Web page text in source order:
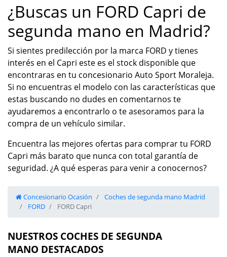
¿Buscas un FORD Capri de
segunda mano en Madrid?
Si sientes predilección por la marca FORD y tienes
interés en el Capri este es el stock disponible que
encontraras en tu concesionario Auto Sport Moraleja.
Si no encuentras el modelo con las características que
estas buscando no dudes en comentarnos te
ayudaremos a encontrarlo o te asesoramos para la
compra de un vehículo similar.
Encuentra las mejores ofertas para comprar tu FORD
Capri más barato que nunca con total garantía de
seguridad. ¿A qué esperas para venir a conocernos?
Concesionario Ocasión
Coches de segunda mano Madrid
FORD
FORD Capri
NUESTROS COCHES DE SEGUNDA
MANO DESTACADOS